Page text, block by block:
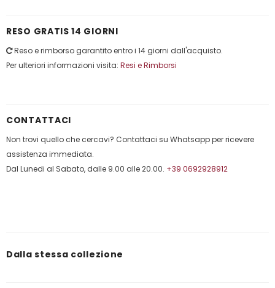
RESO GRATIS 14 GIORNI
Reso e rimborso garantito entro i 14 giorni dall'acquisto.
Per ulteriori informazioni visita: Resi e Rimborsi
CONTATTACI
Non trovi quello che cercavi? Contattaci su Whatsapp per ricevere
assistenza immediata.
Dal Lunedi al Sabato, dalle 9.00 alle 20.00. +39 0692928912
Dalla stessa collezione